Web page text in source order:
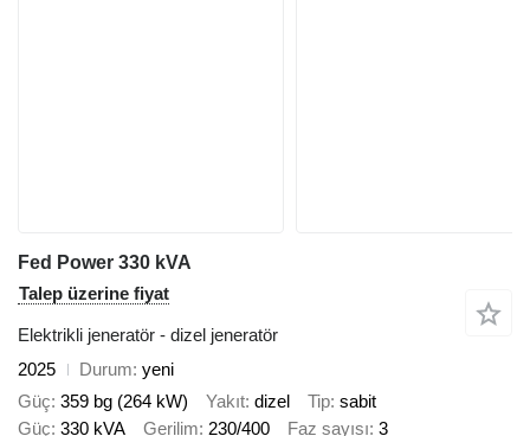
Fed Power 330 kVA
Talep üzerine fiyat
Elektrikli jeneratör - dizel jeneratör
2025
Durum yeni
Güç 359 bg (264 kW) Yakıt dizel Tip sabit
Güç 330 kVA Gerilim 230/400 Faz sayısı 3